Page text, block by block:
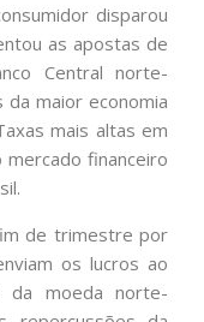
disparou
as apostas de
Central norte-
maior economia
mais altas em
financeiro
de trimestre por
os lucros ao
da moeda norte-